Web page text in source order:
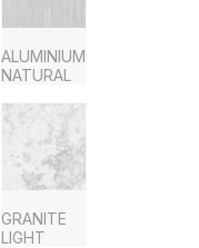
ALUMINIUM
NATURAL
GRANITE
LIGHT